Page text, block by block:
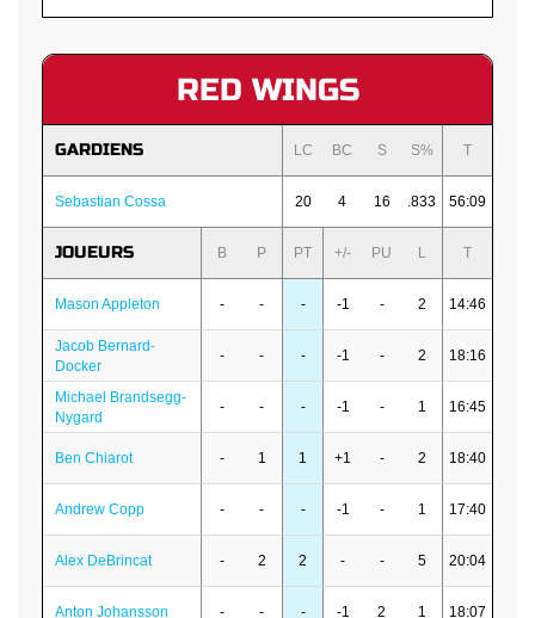
RED WINGS
GARDIENS LC BC S S% T
Sebastian Cossa 20 4 16 .833 56:09
JOUEURS B P PT +/- PU L T
Mason Appleton - - - -1 - 2 14:46
Jacob Bernard-
Docker
- - - -1 - 2 18:16
Michael Brandsegg-
Nygard
- - - -1 - 1 16:45
Ben Chiarot - 1 1 +1 - 2 18:40
Andrew Copp - - - -1 - 1 17:40
Alex DeBrincat - 2 2 - - 5 20:04
Anton Johansson - - - -1 2 1 18:07